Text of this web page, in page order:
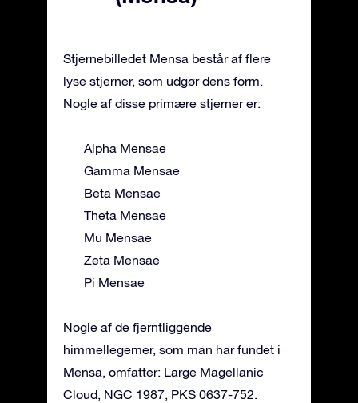
Stjernebilledet Mensa består af flere
lyse stjerner, som udgør dens form.
Nogle af disse primære stjerner er:
Alpha Mensae
Gamma Mensae
Beta Mensae
Theta Mensae
Mu Mensae
Zeta Mensae
Pi Mensae
Nogle af de fjerntliggende
himmellegemer, som man har fundet i
Mensa, omfatter: Large Magellanic
Cloud, NGC 1987, PKS 0637-752.